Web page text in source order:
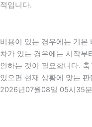
적입니다.
비용이 있는 경우에는 기본
차가 있는 경우에는 시작부
인하는 것이 필요합니다.
있으면 현재 상황에 맞는
2026년07월08일 05시35분